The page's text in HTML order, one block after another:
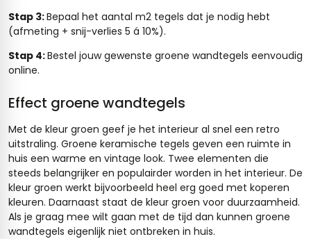
Stap 3:Bepaal het aantal m2 tegels dat je nodig hebt
(afmeting + snij-verlies 5 á 10%).
Stap 4:Bestel jouw gewenste groene wandtegels eenvoudig
online.
Effect groene wandtegels
Met de kleur groen geef je het interieur al snel een retro
uitstraling. Groene keramische tegels geven een ruimte in
huis een warme en vintage look. Twee elementen die
steeds belangrijker en populairder worden in het interieur. De
kleur groen werkt bijvoorbeeld heel erg goed met koperen
kleuren. Daarnaast staat de kleur groen voor duurzaamheid.
Als je graag mee wilt gaan met de tijd dan kunnen groene
wandtegels eigenlijk niet ontbreken in huis.